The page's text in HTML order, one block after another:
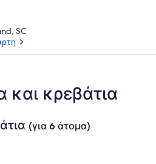
SC
και κρεβάτια
(για 6 άτομα)